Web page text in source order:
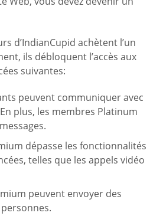
d’IndianCupid achètent l’un
ils débloquent l’accès aux
suivantes:
peuvent communiquer avec
plus, les membres Platinum
dépasse les fonctionnalités
telles que les appels vidéo
peuvent envoyer des